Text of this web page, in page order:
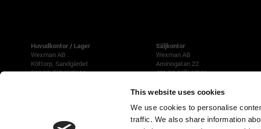
This website uses cookies
We use cookies to personalise
traffic. We also share information
Huvudkontor / Lager
Wexman AB
Köttorp, Sandgärdet
522 92 TIDAHOLM
(Lunch 12 -13)
Säljkontor
Wexman AB
Aminogatan 22
431 53 MÖLNDAL
Tfn 031-87 42 40